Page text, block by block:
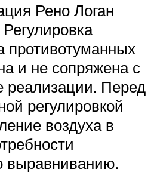
Рено Логан
противотуманных
и не сопряжена с
реализации. Перед
регулировкой
воздуха в
выравниванию.